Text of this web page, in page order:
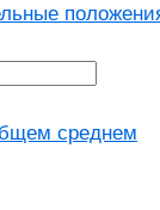
среднем